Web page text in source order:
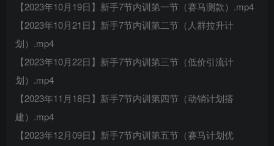
【2023年10月19日】新手7节内训第一节（赛马测款）.mp4
【2023年10月21日】新手7节内训第二节（人群拉升计
划）.mp4
【2023年10月22日】新手7节内训第三节（低价引流计
划）.mp4
【2023年11月18日】新手7节内训第四节（动销计划搭
建）.mp4
【2023年12月09日】新手7节内训第五节（赛马计划优